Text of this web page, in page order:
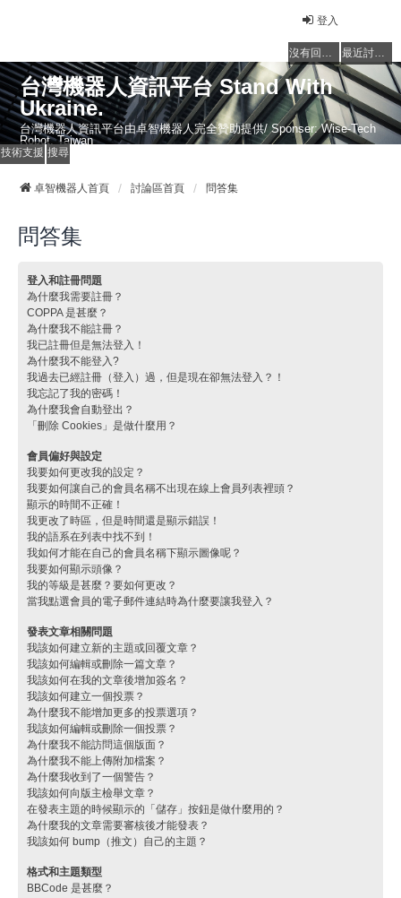
登入
沒有回覆的主題 最近討論的主題
台灣機器人資訊平台 Stand With
Ukraine.
台灣機器人資訊平台由卓智機器人完全贊助提供/ Sponser: Wise-Tech
Robot, Taiwan
技術支援 搜尋
卓智機器人首頁 討論區首頁 問答集
問答集
登入和註冊問題
為什麼我需要註冊？
COPPA 是甚麼？
為什麼我不能註冊？
我已註冊但是無法登入！
為什麼我不能登入?
我過去已經註冊（登入）過，但是現在卻無法登入？！
我忘記了我的密碼！
為什麼我會自動登出？
「刪除 Cookies」是做什麼用？
會員偏好與設定
我要如何更改我的設定？
我要如何讓自己的會員名稱不出現在線上會員列表裡頭？
顯示的時間不正確！
我更改了時區，但是時間還是顯示錯誤！
我的語系在列表中找不到！
我如何才能在自己的會員名稱下顯示圖像呢？
我要如何顯示頭像？
我的等級是甚麼？要如何更改？
當我點選會員的電子郵件連結時為什麼要讓我登入？
發表文章相關問題
我該如何建立新的主題或回覆文章？
我該如何編輯或刪除一篇文章？
我該如何在我的文章後增加簽名？
我該如何建立一個投票？
為什麼我不能增加更多的投票選項？
我該如何編輯或刪除一個投票？
為什麼我不能訪問這個版面？
為什麼我不能上傳附加檔案？
為什麼我收到了一個警告？
我該如何向版主檢舉文章？
在發表主題的時候顯示的「儲存」按鈕是做什麼用的？
為什麼我的文章需要審核後才能發表？
我該如何 bump（推文）自己的主題？
格式和主題類型
BBCode 是甚麼？